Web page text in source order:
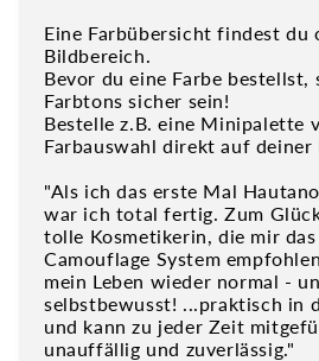
Eine Farbübersicht findest du
Bildbereich.
Bevor du eine Farbe
Farbtons sicher sein!
Bestelle z.B. eine Minipalette
Farbauswahl direkt auf deiner
"Als ich das erste Mal
war ich total fertig. Zum
tolle Kosmetikerin, die mir
Camouflage System
mein Leben wieder normal -
selbstbewusst! ...praktisch in
und kann zu jeder Zeit
unauffällig und zuverlässig."